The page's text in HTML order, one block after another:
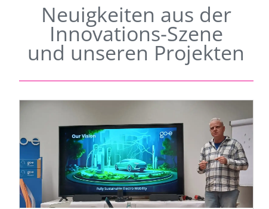
Neuigkeiten aus der
Innovations-Szene
und unseren Projekten